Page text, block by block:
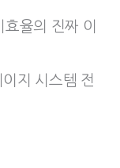
율의 진짜 이
지 시스템 전